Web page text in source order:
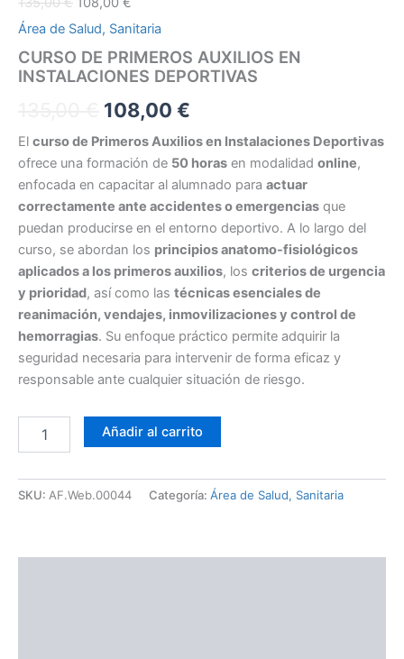
Área de Salud, Sanitaria
CURSO DE PRIMEROS AUXILIOS EN
INSTALACIONES DEPORTIVAS
108,00 €
El curso de Primeros Auxilios en Instalaciones Deportivas
ofrece una formación de 50 horas en modalidad online,
enfocada en capacitar al alumnado para actuar
correctamente ante accidentes o emergencias que
puedan producirse en el entorno deportivo. A lo largo del
curso, se abordan los principios anatomo-fisiológicos
aplicados a los primeros auxilios, los criterios de urgencia
y prioridad, así como las técnicas esenciales de
reanimación, vendajes, inmovilizaciones y control de
hemorragias. Su enfoque práctico permite adquirir la
seguridad necesaria para intervenir de forma eficaz y
responsable ante cualquier situación de riesgo.
Añadir al carrito
SKU: AF.Web.00044 Categoría: Área de Salud, Sanitaria